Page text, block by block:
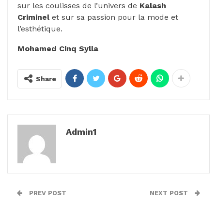
sur les coulisses de l’univers de Kalash
Criminelet sur sa passion pour la mode et
l’esthétique.
Mohamed Cinq Sylla
Share
Admin1
PREV POST NEXT POST